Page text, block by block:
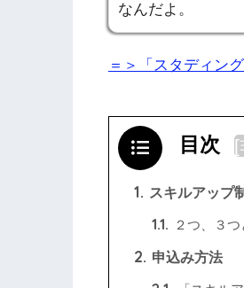
なんだよ。
＝＞「スタディン
目次 [
1. スキルアップ
1.1. ２つ、３
2. 申込み方法